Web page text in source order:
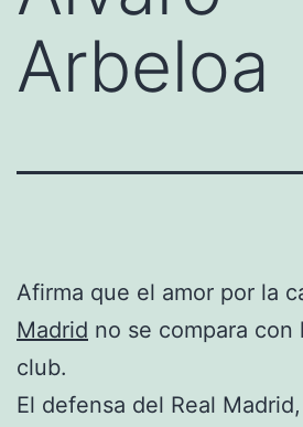
Arbeloa
Afirma que el amor por la
Madrid no se compara
club.
El defensa del Real Madrid,